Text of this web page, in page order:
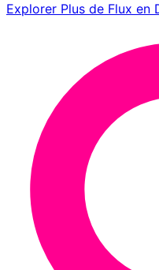
Explorer Plus de Flux en